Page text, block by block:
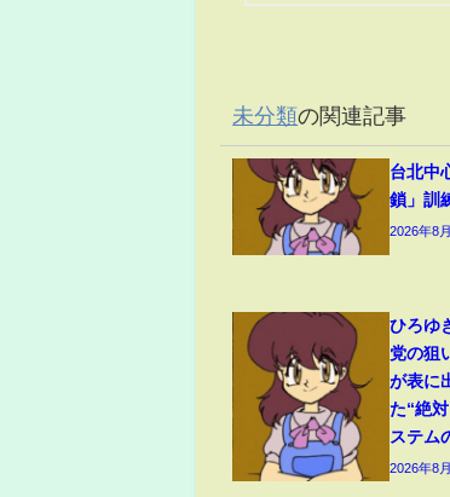
未分類の関連記事
台北中
鎖」訓
2026年8
ひろゆ
党の狙
が表に
た“絶
ステム
2026年8